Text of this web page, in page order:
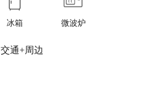
冰箱 微波炉
交通+周边